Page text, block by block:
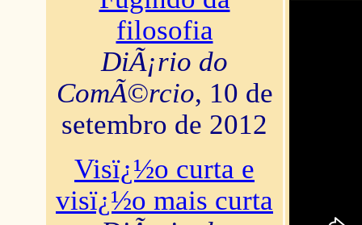
filosofia
DiÃ¡rio do
ComÃ©rcio, 10 de
setembro de 2012
Visï¿½o curta e
visï¿½o mais curta